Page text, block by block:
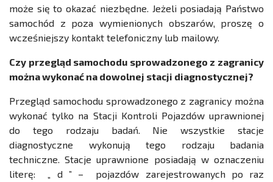
może się to okazać niezbędne. Jeżeli posiadają Państwo
samochód z poza wymienionych obszarów, proszę o
wcześniejszy kontakt telefoniczny lub mailowy.
Czy przegląd samochodu sprowadzonego z zagranicy
można wykonać na dowolnej stacji diagnostycznej?
Przegląd samochodu sprowadzonego z zagranicy można
wykonać tylko na Stacji Kontroli Pojazdów uprawnionej
do tego rodzaju badań. Nie wszystkie stacje
diagnostyczne wykonują tego rodzaju badania
techniczne. Stacje uprawnione posiadają w oznaczeniu
literę: „ d ” – pojazdów zarejestrowanych po raz